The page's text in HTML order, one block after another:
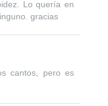
Lo quería en
gracias
cantos, pero es